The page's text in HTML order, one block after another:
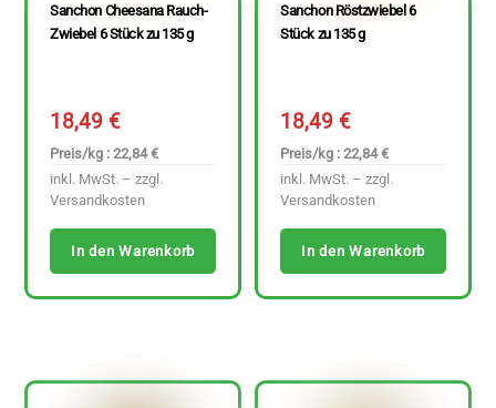
Sanchon Cheesana Rauch-
Zwiebel 6 Stück zu 135 g
18,49€
Preis/kg : 22,84 €
inkl. MwSt. – zzgl.
Versandkosten
In den Warenkorb
Sanchon Röstzwiebel 6
Stück zu 135 g
18,49€
Preis/kg : 22,84 €
inkl. MwSt. – zzgl.
Versandkosten
In den Warenkorb